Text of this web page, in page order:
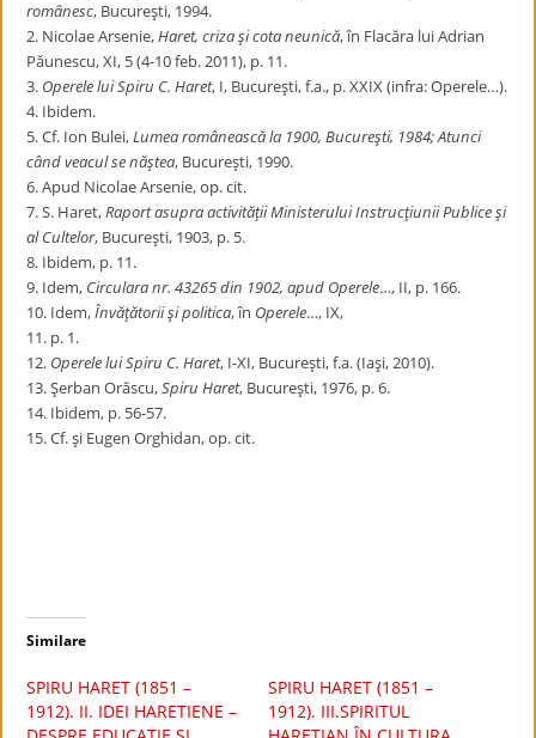
românesc, Bucureşti, 1994.
2. Nicolae Arsenie,Haret, criza şi cota neunică, în Flacăra lui Adrian
Păunescu, XI, 5 (4-10 feb. 2011), p. 11.
3. Operele lui Spiru C. Haret, I, Bucureşti, f.a., p. XXIX (infra: Operele…).
4. Ibidem.
5. Cf. Ion Bulei,Lumea românească la 1900, Bucureşti, 1984; Atunci
când veacul se năştea, Bucureşti, 1990.
6. Apud Nicolae Arsenie, op. cit.
7. S. Haret,Raport asupra activităţii Ministerului Instrucţiunii Publice şi
al Cultelor, Bucureşti, 1903, p. 5.
8. Ibidem, p. 11.
9. Idem, Circulara nr. 43265 din 1902, apud Operele…, II, p. 166.
10. Idem,Învăţătorii şi politica, în Operele…, IX,
11. p. 1.
12. Operele lui Spiru C. Haret, I-XI, Bucureşti, f.a. (Iaşi, 2010).
13. Şerban Orăscu,Spiru Haret, Bucureşti, 1976, p. 6.
14. Ibidem, p. 56-57.
15. Cf. şi Eugen Orghidan, op. cit.
Similare
SPIRU HARET (1851 –
1912). II. IDEI HARETIENE –
SPIRU HARET (1851 –
1912). III.SPIRITUL